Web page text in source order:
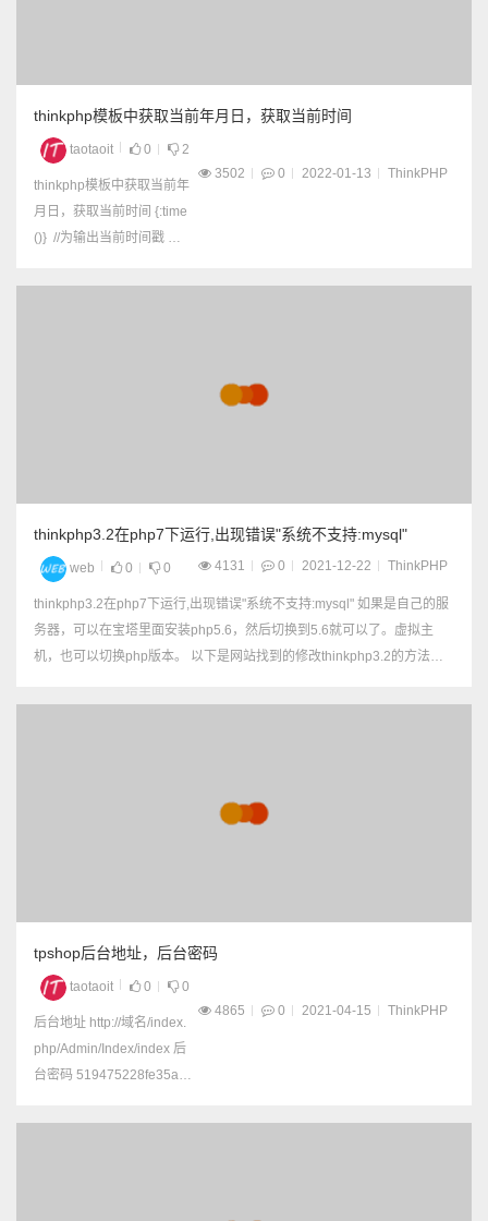
thinkphp模板中获取当前年月日，获取当前时间
taotaoit 0
2
3502
0 2022-01-13 ThinkPHP
thinkphp模板中获取当前年
月日，获取当前时间 {:time
()} //为输出当前时间戳 当
('m')} 日 {:date('d')} 网站底
thinkphp3.2在php7下运行,出现错误"系统不支持:mysql"
web 0 0 4131 0 2021-12-22 ThinkPHP
thinkphp3.2在php7下运行,出现错误"系统不支持:mysql" 如果是自己的服
务器，可以在宝塔里面安装php5.6，然后切换到5.6就可以了。虚拟主
机，也可以切换php版本。 以下是网站找到的修改thinkphp3.2的方法：
tpshop后台地址，后台密码
taotaoit 0
0
4865
0 2021-04-15 ThinkPHP
后台地址 http://域名/index.
php/Admin/Index/index 后
台密码 519475228fe35ad
之后是123456 破解地址 htt